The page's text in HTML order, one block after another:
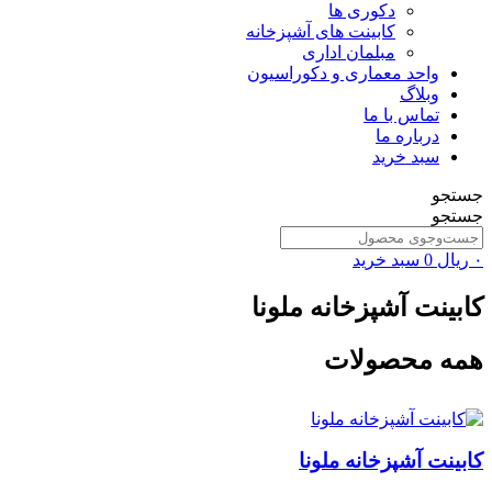
دکوری ها
کابینت های آشپزخانه
مبلمان اداری
واحد معماری و دکوراسیون
وبلاگ
تماس با ما
درباره ما
سبد خرید
جستجو
جستجو
۰ ریال 0 سبد خرید
کابینت آشپزخانه ملونا
همه محصولات
کابینت آشپزخانه ملونا